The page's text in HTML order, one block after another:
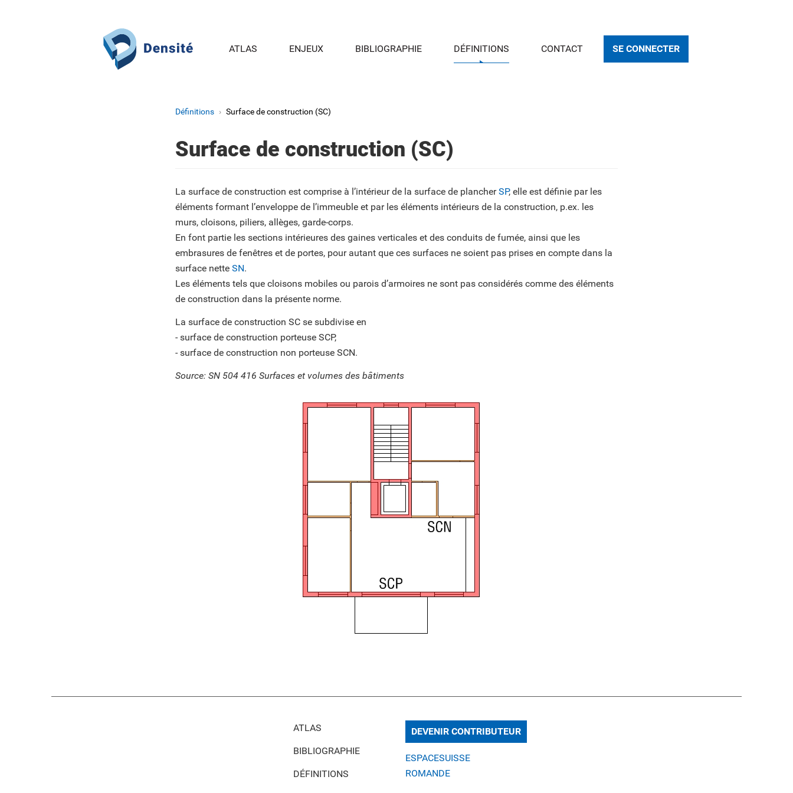
ATLAS ENJEUX BIBLIOGRAPHIE DÉFINITIONS CONTACT SE CONNECTER
Définitions Surface de construction (SC)
Surface de construction (SC)
La surface de construction est comprise à l’intérieur de la surface de plancherSP, elle est définie par les
éléments formant l’enveloppe de l’immeuble et par les éléments intérieurs de la construction, p.ex. les
murs, cloisons, piliers, allèges, garde-corps.
En font partie les sections intérieures des gaines verticales et des conduits de fumée, ainsi que les
embrasures de fenêtres et de portes, pour autant que ces surfaces ne soient pas prises en compte dans la
surface nette SN.
Les éléments tels que cloisons mobiles ou parois d’armoires ne sont pas considérés comme des éléments
de construction dans la présente norme.
La surface de construction SC se subdivise en
- surface de construction porteuse SCP,
- surface de construction non porteuse SCN.
Source: SN 504 416 Surfaces et volumes des bâtiments
ATLAS
BIBLIOGRAPHIE
DÉFINITIONS
DEVENIR CONTRIBUTEUR
ESPACESUISSE
ROMANDE